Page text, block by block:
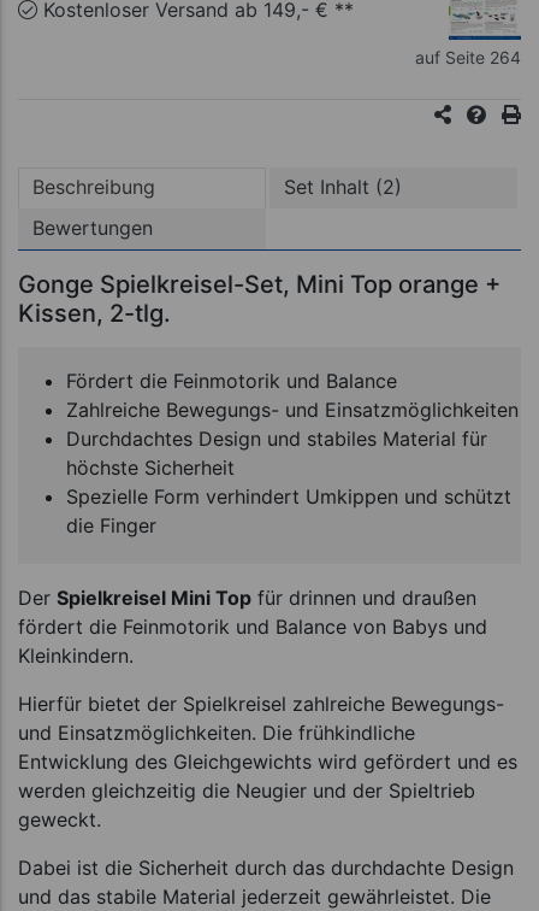
Kostenloser Versand ab 149,- € **
auf Seite 264
Beschreibung
Set Inhalt (2)
Bewertungen
Gonge Spielkreisel-Set, Mini Top orange +
Kissen, 2-tlg.
Fördert die Feinmotorik und Balance
Zahlreiche Bewegungs- und Einsatzmöglichkeiten
Durchdachtes Design und stabiles Material für
höchste Sicherheit
Spezielle Form verhindert Umkippen und schützt
die Finger
Der Spielkreisel Mini Top für drinnen und draußen
fördert die Feinmotorik und Balance von Babys und
Kleinkindern.
Hierfür bietet der Spielkreisel zahlreiche Bewegungs-
und Einsatzmöglichkeiten. Die frühkindliche
Entwicklung des Gleichgewichts wird gefördert und es
werden gleichzeitig die Neugier und der Spieltrieb
geweckt.
Dabei ist die Sicherheit durch das durchdachte Design
und das stabile Material jederzeit gewährleistet. Die